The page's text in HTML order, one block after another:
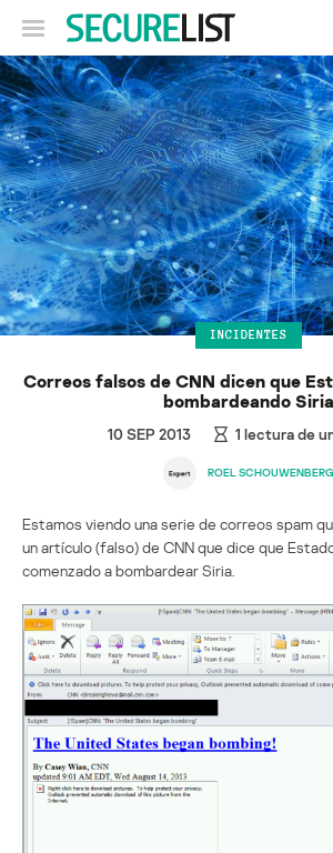
INCIDENTES
Correos falsos de CNN dicen que
bombardeando Siria
10 SEP 2013 1 lectura de
ROEL SCHOUWENBERG
Estamos viendo una serie de correos spam
un artículo (falso) de CNN que dice que
comenzado a bombardear Siria.